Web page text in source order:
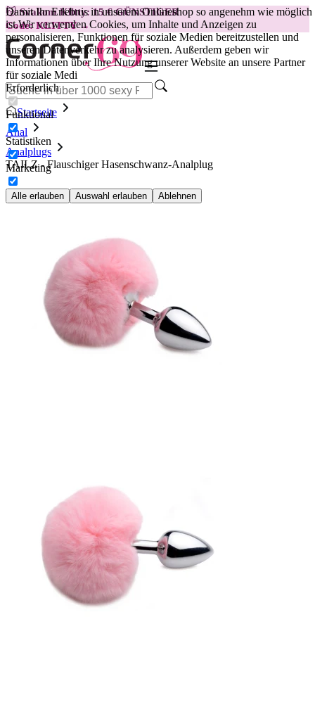
Damit Ihr Erlebnis in unserem Onlineshop so angenehm wie möglich
ist.Wir verwenden Cookies, um Inhalte und Anzeigen zu
personalisieren, Funktionen für soziale Medien bereitzustellen und
unseren Datenverkehr zu analysieren. Außerdem geben wir
Informationen über Ihre Nutzung unserer Website an unsere Partner
für soziale Medi
Erforderlich
Funktional
Statistiken
Marketing
Alle erlauben Auswahl erlauben Ablehnen
😽Svakom Klitty: 15 € GÜNSTIGER
Code: KLITTY →
Startseite
Anal
Analplugs
TAILZ - Flauschiger Hasenschwanz-Analplug